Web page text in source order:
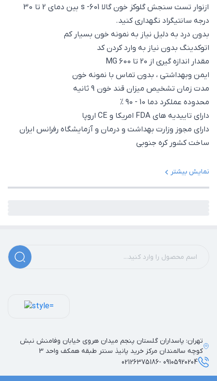
ازنوار تست سنجش گلوکز خون گالا s -601 بین دمای 2 تا 30
درجه سانتیگراد نگهداری کنید.
بدون درد به دلیل نیاز به نمونه خون بسیار کم
اتوکدینگ بدون نیاز به وارد کردن کد
مقدار اندازه گیری از 20 تا 600 MG
ایمن وبهداشتی ، بدون تماس با نمونه خون
مدت زمان تشخیص میزان قند خون 9 ثانیه
محدوده عملکرد دما 10 - 90 %
دارای تاییدیه های FDA امریکا و CE اروپا
دارای مجوز وزارت بهداشت و درمان و آزمایشگاه رفرانس ایران
ساخت کشور کره جنوبی
نمایش بیشتر
تهران: پاسداران گلستان پنجم میدان هروی خیابان وفامنش نبش
کوچه سالمندان مرکز خرید پانیذ سنتر طبقه همکف واحد 3
09105920204 -02126375186